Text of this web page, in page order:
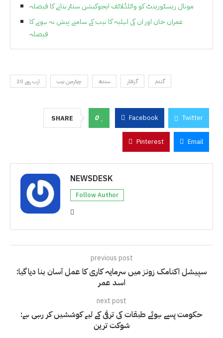
مونال ریسٹورینٹ کو وائلڈلائف ایجوکیشن سنٹر بنانے کا فیصلہ
عمران خان اور ان کی اہلیہ کا نیب کے سامنے پیش نہ ہونے کا
فیصلہ
20 ارب روپے چیئرمین نیب سندھ گرفتار گندم
SHARE 0 Facebook Twitter
Pinterest Email
NEWSDESK
Follow Author
previous post
سپیشل اکنامک زونز میں سرمایہ کاری کا عمل آسان بنا دیا گیا:
اسد عمر
next post
حکومت پسے ہوئے طبقات کی ترقی کے لیے کوششیں کر رہی ہے:
شوکت ترین